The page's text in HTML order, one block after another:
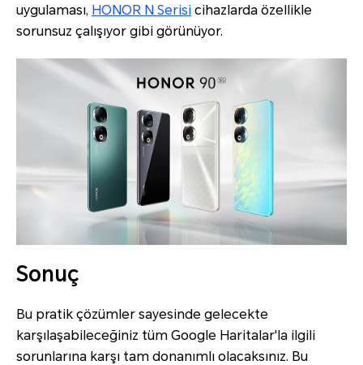
uygulaması, HONOR N Serisi cihazlarda özellikle
sorunsuz çalışıyor gibi görünüyor.
Sonuç
Bu pratik çözümler sayesinde gelecekte
karşılaşabileceğiniz tüm Google Haritalar'la ilgili
sorunlarına karşı tam donanımlı olacaksınız. Bu